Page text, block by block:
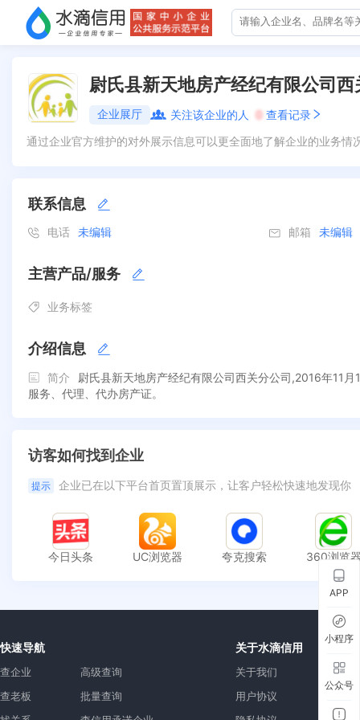
尉氏县新天地房产经纪有限公司西
企业展厅 关注该企业的人 0 查看记录
通过企业官方维护的对外展示信息可以更全面地了解企业的业务
联系信息
电话 未编辑 邮箱 未编辑
主营产品/服务
业务标签
介绍信息
简介
尉氏县新天地房产经纪有限公司西关分公司,2016年11
服务、代理、代办房产证。
访客如何找到企业
提示 企业已在以下平台首页置顶展示，让客户轻松快速地发现你
今日头条 UC浏览器 夸克搜索 360浏览
快速导航
查企业
查老板
高级查询
批量查询
关于水滴信用
关于我们
用户协议
APP
小程序
公众号